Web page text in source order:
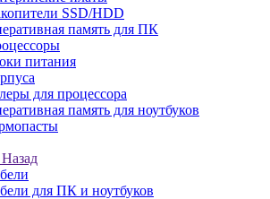
SSD/HDD
память для ПК
питания
для процессора
память для ноутбуков
Назад
для ПК и ноутбуков